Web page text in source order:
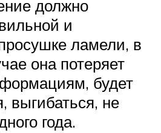
должно
и
ламели, в
она потеряет
будет
выгибаться, не
года.